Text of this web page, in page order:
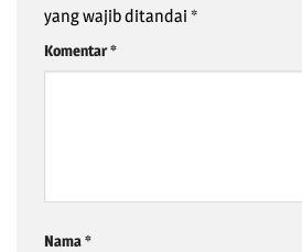
yang wajib ditandai *
Komentar*
Nama*